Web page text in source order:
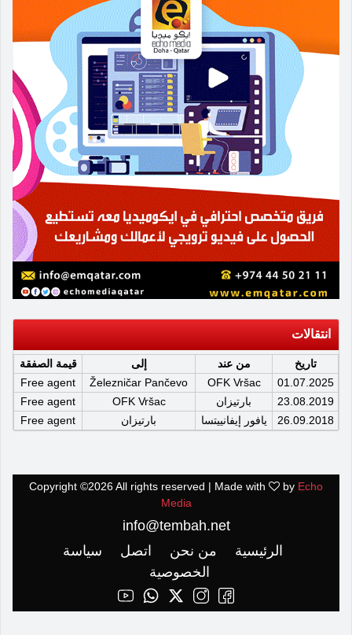
انتقالات
تاريخ من عند إلى
قيمة الصفقة
01.07.2025
OFK Vršac
Železničar Pančevo
Free agent
23.08.2019
بارتيزان OFK Vršac
Free agent
26.09.2018
يافور إيفانييتسا بارتيزان Free agent
Copyright ©2026 All rights reserved | Made with by Echo
Media
info@tembah.net
الرئيسية
من نحن اتصل
سياسة
الخصوصية